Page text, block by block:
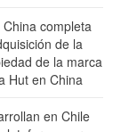
China completa
de la
de la marca
Hut en China
en Chile